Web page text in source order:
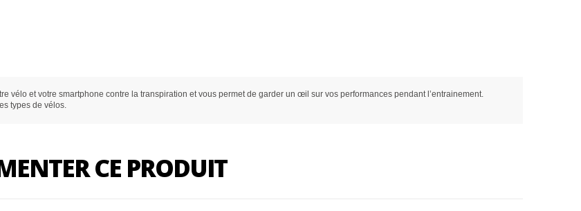
vélo et votre smartphone contre la transpiration et vous permet de garder un œil sur vos performances pendant l’entrainement.
types de vélos.
CE PRODUIT